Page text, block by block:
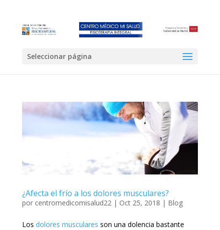
Seleccionar página
¿Afecta el frío a los dolores musculares?
por centromedicomisalud22| Oct 25, 2018 | Blog
Los dolores musculares son una dolencia bastante